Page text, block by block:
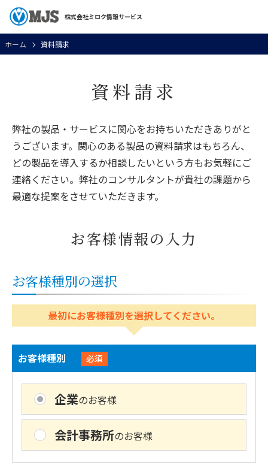
株式会社ミロク情報サービス
ホーム 資料請求
資料請求
弊社の製品・サービスに関心をお持ちいただきありがと
うございます。関心のある製品の資料請求はもちろん、
どの製品を導入するか相談したいという方もお気軽にご
連絡ください。弊社のコンサルタントが貴社の課題から
最適な提案をさせていただきます。
お客様情報の入力
お客様種別の選択
最初にお客様種別を選択してください。
お客様種別 必須
企業のお客様
会計事務所のお客様